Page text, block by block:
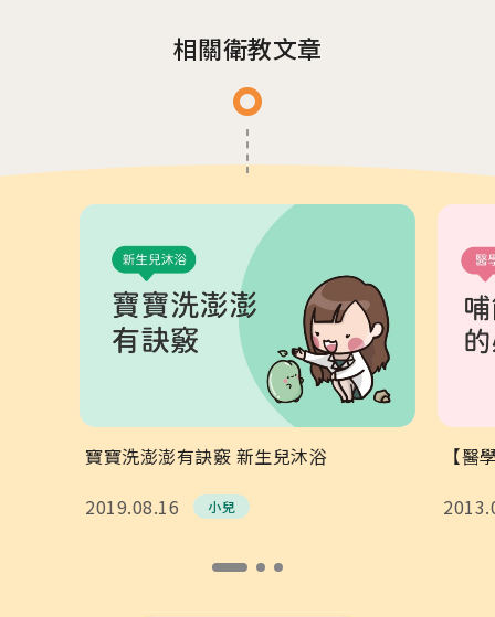
安馨產後護理之家
馨美美學診所
人才招募
隱私權與資安政策
相關衛教文章
寶寶洗澎澎有訣竅 新生兒沐浴
2019.08.16
小兒
【醫